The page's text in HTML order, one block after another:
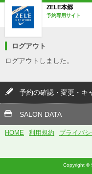
ZELE本郷
予約専用サイト
ログアウト
ログアウトしました。
予約の確認・変更・キ
SALON DATA
HOME 利用規約 プライバ
Copyright ©